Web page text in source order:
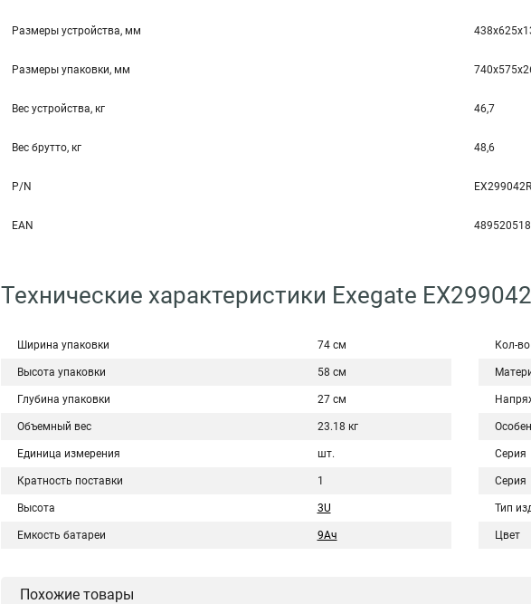
Размеры устройства, мм
Размеры упаковки, мм
Вес устройства, кг 46,7
Вес брутто, кг 48,6
P/N
EAN
Технические характеристики Exegate
Ширина упаковки 74 см
Высота упаковки 58 см
Глубина упаковки 27 см
Объемный вес 23.18 кг
Единица измерения шт.
Кратность поставки 1
Высота 3U
Емкость батареи 9Aч
Кол-
Серия
Серия
Тип
Цвет
Похожие товары